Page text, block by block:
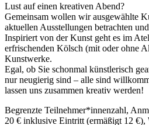
Lust auf einen kreativen Abend?
Gemeinsam wollen wir ausgewählte
aktuellen Ausstellungen betrachten
Inspiriert von der Kunst geht es im
erfrischenden Kölsch (mit oder ohne
Kunstwerke.
Egal, ob Sie schonmal künstlerisch
nur neugierig sind – alle sind
lassen uns zusammen kreativ werden!
Begrenzte Teilnehmer*innenzahl,
20 € inklusive Eintritt (ermäßigt 12 €),